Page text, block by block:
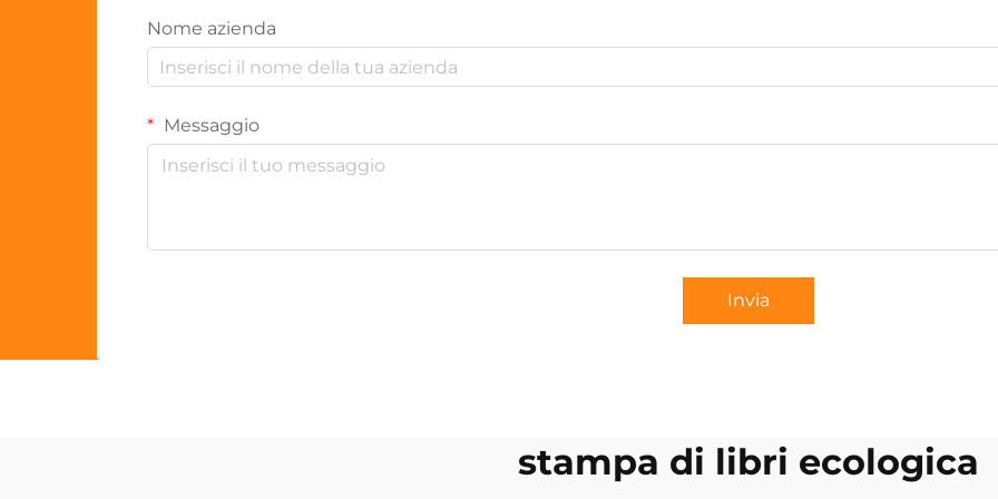
Nome azienda
Messaggio
Invia
stampa di libri ecologica